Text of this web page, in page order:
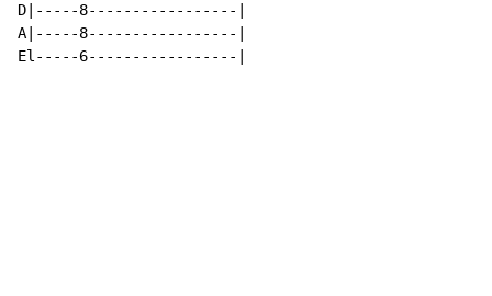
D|-----8-----------------|
A|-----8-----------------|
El-----6-----------------|